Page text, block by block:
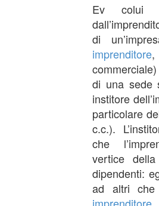
Ev colui
di
imprenditore
di una sede
institore
particolare
c.c.).
che
vertice
dipendenti:
ad altri
imprenditore.